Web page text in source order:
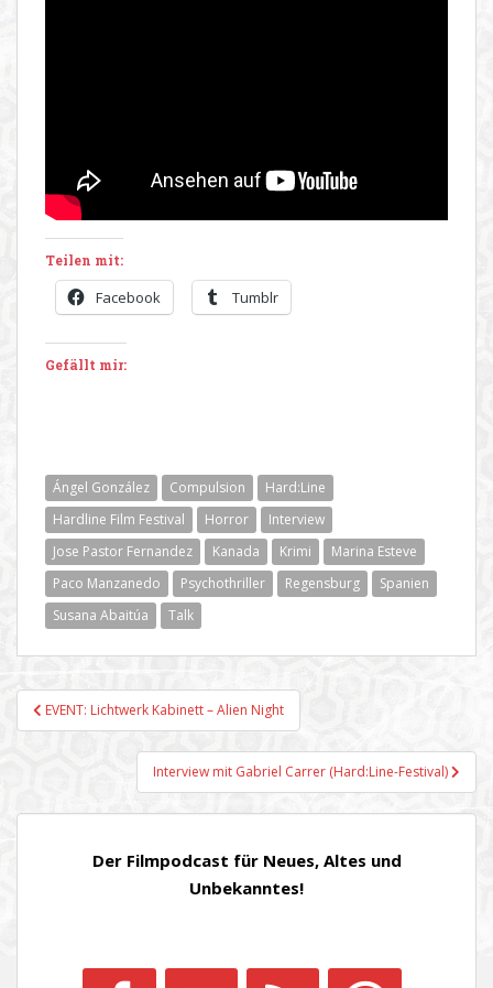
Teilen mit:
Facebook Tumblr
Gefällt mir:
Ángel González Compulsion
Hard:Line
Hardline Film Festival
Horror
Interview
Jose Pastor Fernandez
Kanada Krimi
Marina Esteve
Paco Manzanedo
Psychothriller Regensburg
Spanien
Susana Abaitúa
Talk
Beitragsnavigation
EVENT: Lichtwerk Kabinett – Alien Night
Interview mit Gabriel Carrer (Hard:Line-Festival)
Der Filmpodcast für Neues, Altes und
Unbekanntes!